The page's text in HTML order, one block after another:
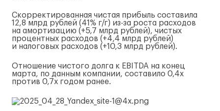
Скорректированная чистая прибыль составила
12,8 млрд рублей (41% г/г) из-за роста расходов
на амортизацию (+5,7 млрд рублей), чистых
процентных расходов (+4,4 млрд рублей)
и налоговых расходов (+10,3 млрд рублей).
Отношение чистого долга к EBITDA на конец
марта, по данным компании, составило 0,4x
против 0,7x годом ранее.